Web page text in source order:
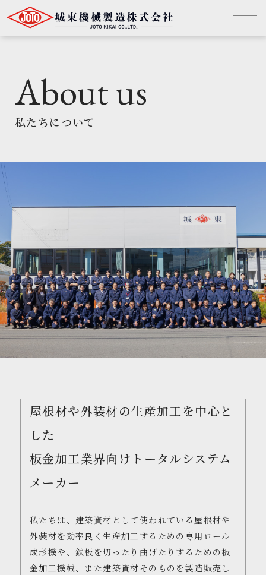
About us
私たちについて
屋根材や外装材の生産加工を中心と
した
板金加工業界向けトータルシステム
メーカー
私たちは、建築資材として使われている屋根材や
外装材を効率良く生産加工するための専用ロール
成形機や、鉄板を切ったり曲げたりするための板
金加工機械、また建築資材そのものを製造販売し